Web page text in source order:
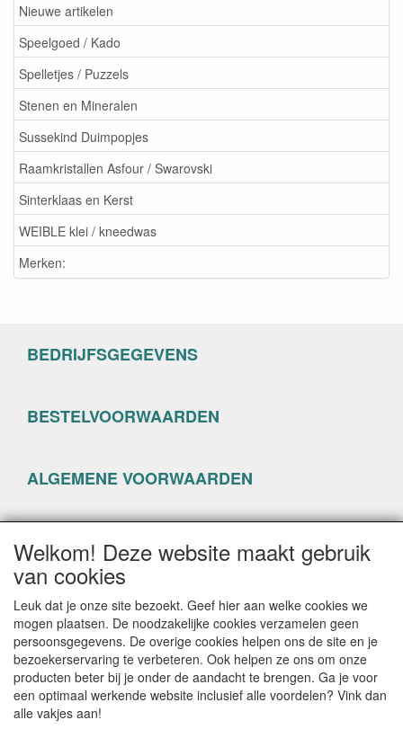
Nieuwe artikelen
Speelgoed / Kado
Spelletjes / Puzzels
Stenen en Mineralen
Sussekind Duimpopjes
Raamkristallen Asfour / Swarovski
Sinterklaas en Kerst
WEIBLE klei / kneedwas
Merken:
BEDRIJFSGEGEVENS
BESTELVOORWAARDEN
ALGEMENE VOORWAARDEN
PRIVACYVERKLARING
CONTACTGEGEVENS
www.happyseven.nl
Hogenhof 13-15
3861 CG Nijkerk
Welkom! Deze website maakt gebruik
van cookies
Leuk dat je onze site bezoekt. Geef hier aan welke cookies we
mogen plaatsen. De noodzakelijke cookies verzamelen geen
persoonsgegevens. De overige cookies helpen ons de site en je
bezoekerservaring te verbeteren. Ook helpen ze ons om onze
producten beter bij je onder de aandacht te brengen. Ga je voor
een optimaal werkende website inclusief alle voordelen? Vink dan
alle vakjes aan!